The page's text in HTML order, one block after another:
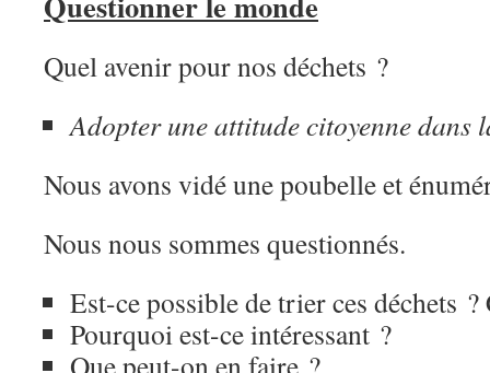
Quel avenir pour nos déchets ?
Adopter une attitude citoyenne dans
Nous avons vidé une poubelle et
Nous nous sommes questionnés.
Est-ce possible de trier ces déchets
Pourquoi est-ce intéressant ?
Que peut-on en faire ?